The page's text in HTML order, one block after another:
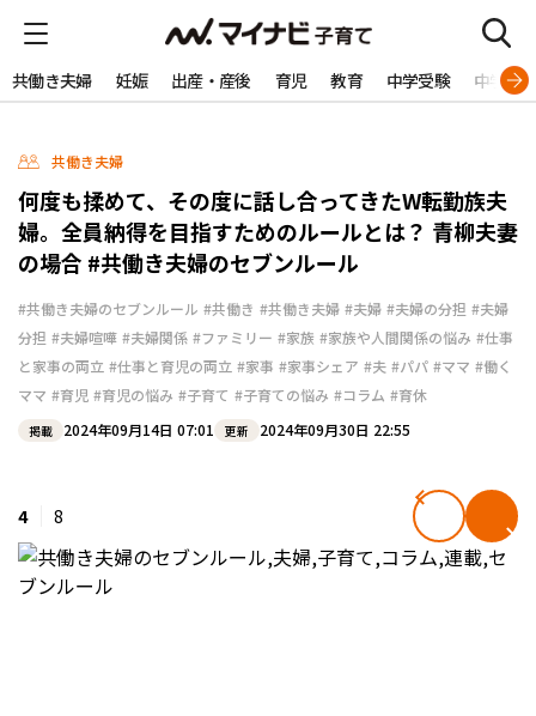
共働き夫婦 妊娠 出産・産後 育児 教育 中学受験 中学生
共働き夫婦
何度も揉めて、その度に話し合ってきたW転勤族夫
婦。全員納得を目指すためのルールとは？ 青柳夫妻
の場合 #共働き夫婦のセブンルール
#共働き夫婦のセブンルール #共働き #共働き夫婦 #夫婦 #夫婦の分担 #夫婦
分担 #夫婦喧嘩 #夫婦関係 #ファミリー #家族 #家族や人間関係の悩み #仕事
と家事の両立 #仕事と育児の両立 #家事 #家事シェア #夫 #パパ #ママ #働く
ママ #育児 #育児の悩み #子育て #子育ての悩み #コラム #育休
掲載 2024年09月14日 07:01 更新 2024年09月30日 22:55
4 8